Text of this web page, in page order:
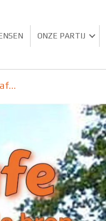
ONZE PARTIJ